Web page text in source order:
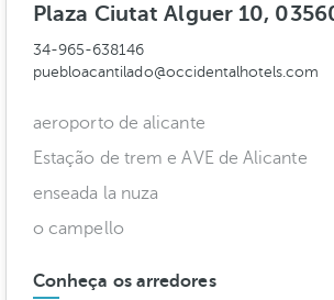
Plaza Ciutat Alguer 10,
34-965-638146
puebloacantilado@occidentalhotels.com
aeroporto de alicante
Estação de trem e AVE de Alicante
enseada la nuza
o campello
Conheça os arredores